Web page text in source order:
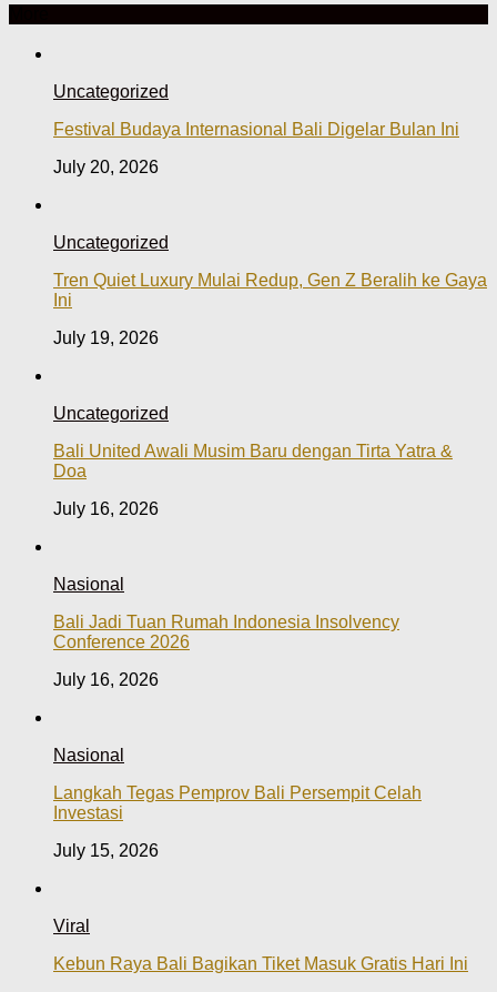
Uncategorized
Festival Budaya Internasional Bali Digelar Bulan Ini
July 20, 2026
Uncategorized
Tren Quiet Luxury Mulai Redup, Gen Z Beralih ke Gaya
Ini
July 19, 2026
Uncategorized
Bali United Awali Musim Baru dengan Tirta Yatra &
Doa
July 16, 2026
Nasional
Bali Jadi Tuan Rumah Indonesia Insolvency
Conference 2026
July 16, 2026
Nasional
Langkah Tegas Pemprov Bali Persempit Celah
Investasi
July 15, 2026
Viral
Kebun Raya Bali Bagikan Tiket Masuk Gratis Hari Ini